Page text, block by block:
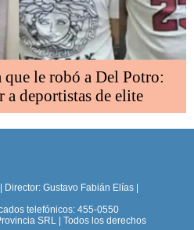
le robó a Del Potro:
a deportistas de elite
Gustavo Fabián Elías |
telefónicos: 455-0550
SRL | Todos los derechos